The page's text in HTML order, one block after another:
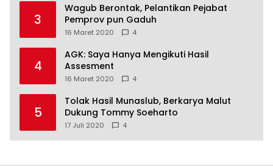
3
Wagub Berontak, Pelantikan Pejabat
Pemprov pun Gaduh
16 Maret 2020 4
4
AGK: Saya Hanya Mengikuti Hasil
Assesment
16 Maret 2020 4
5
Tolak Hasil Munaslub, Berkarya Malut
Dukung Tommy Soeharto
17 Juli 2020 4